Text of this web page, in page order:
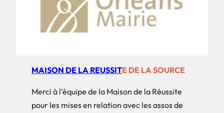
MAISON DE LA REUSSITE DE LA SOURCE
Merci à l’équipe de la Maison de la Réussite
pour les mises en relation avec les assos de